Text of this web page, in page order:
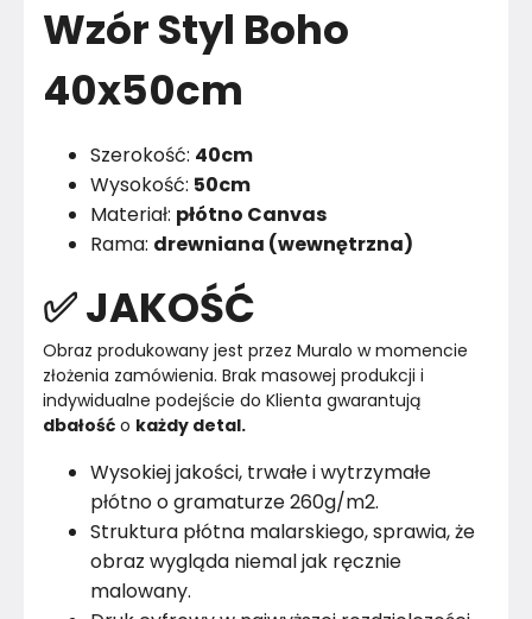
Marka
Montaż
Wzór Styl Boho
40x50cm
Szerokość: 40cm
Wysokość: 50cm
Materiał: płótno Canvas
Rama: drewniana (wewnętrzna)
✅ JAKOŚĆ
Obraz produkowany jest przez Muralo w momencie
złożenia zamówienia. Brak masowej produkcji i
indywidualne podejście do Klienta gwarantują
dbałość o każdy detal.
Wysokiej jakości, trwałe i wytrzymałe
płótno o gramaturze 260g/m2.
Struktura płótna malarskiego, sprawia, że
obraz wygląda niemal jak ręcznie
malowany.